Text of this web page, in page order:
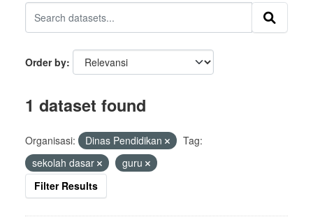
Order by
1 dataset found
Organisasi: Dinas Pendidikan
Tag:
sekolah dasar
guru
Filter Results